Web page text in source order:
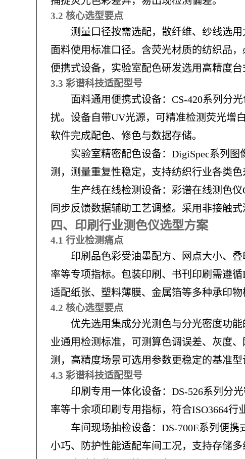
3.2 核心选型要点
测量口径按需选配，散纤维、纱线选
面料使用标准口径。含荧光材质的纺织品
便携式设备，实验室配色研发选用高精度
3.3 彩谱科技适配型号
面料通用便携式设备：CS-420系列分
扰。设备自带UV光源，可精准检测荧光增
软件完成配色、修色与数据存储。
实验室精密配色设备：DigiSpec系列
测，测量重复性稳定，支持纺织行业各类
生产线在线检测设备：彩谱在线测色
同步反馈数据辅助工艺调整。采用非接触
四、印刷行业测色仪选型方案
4.1 行业检测痛点
印刷品色彩受油墨配方、网点大小、
率等专项指标。包装印刷、书刊印刷需遵
适配纸张、塑料薄膜、金属箔等多种承印物
4.2 核心选型要点
优先选用集成分光测色与分光密度功
业通用检测标准，可测算色调误差、灰度
测，高精度场景可选用参数更稳定的基准型
4.3 彩谱科技适配型号
印刷专用一体化设备：DS-526系列分
率等十余项印刷专用指标，符合ISO3664
车间现场抽检设备：DS-700E系列便
小巧、防护性能适配车间工况，支持存储